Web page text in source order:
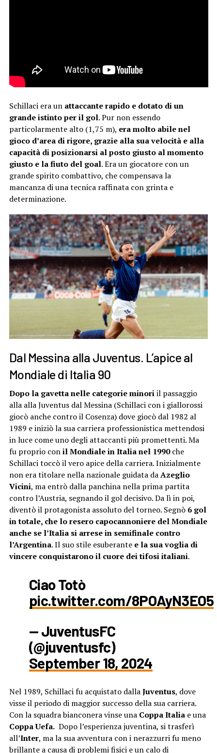
Schillaci era un attaccante rapido e dotato di un
grande istinto per il gol. Pur non essendo
particolarmente alto (1,75 m), era molto abile nel
gioco d’area di rigore, grazie alla sua velocità e alla
capacità di posizionarsi al posto giusto al momento
giusto e la fiuto del goal. Era un giocatore con un
grande spirito combattivo, che compensava la
mancanza di una tecnica raffinata con grinta e
determinazione.
Dal Messina alla Juventus. L’apice al
Mondiale di Italia 90
Dopo la gavetta nelle categorie minoriil passaggio
alla alla Juventus dal Messina (Schillaci con i giallorossi
giocò anche contro il Cosenza) dove giocò dal 1982 al
1989 e iniziò la sua carriera professionistica mettendosi
in luce come uno degli attaccanti più promettenti. Ma
fu proprio conil Mondiale in Italia nel 1990che
Schillaci toccò il vero apice della carriera. Inizialmente
non era titolare nella nazionale guidata daAzeglio
Vicini, ma entrò dalla panchina nella prima partita
contro l’Austria, segnando il gol decisivo. Da lì in poi,
diventò il protagonista assoluto del torneo. Segnò 6 gol
in totale, che lo resero capocannoniere del Mondiale
anche se l’Italia si arrese in semifinale contro
l’Argentina. Il suo stile esuberante e la sua voglia di
vincere conquistarono il cuore dei tifosi italiani.
Ciao Totò
pic.twitter.com/8POAyN3EO5
— JuventusFC
(@juventusfc)
September 18, 2024
Nel 1989, Schillaci fu acquistato dallaJuventus, dove
visse il periodo di maggior successo della sua carriera.
Con la squadra bianconera vinse una Coppa Italiae una
Coppa Uefa.Dopo l’esperienza juventina, si trasferì
all’Inter, ma la sua avventura con i nerazzurri fu meno
brillante a causa di problemi fisici e un calo di